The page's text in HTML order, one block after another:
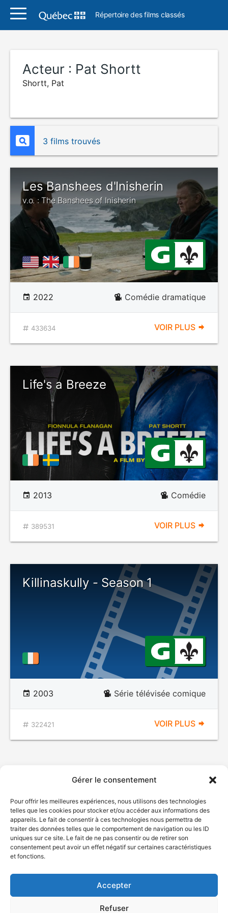
Gérer le consentement
Pour offrir les meilleures expériences, nous utilisons des technologies
telles que les cookies pour stocker et/ou accéder aux informations des
appareils. Le fait de consentir à ces technologies nous permettra de
traiter des données telles que le comportement de navigation ou les ID
uniques sur ce site. Le fait de ne pas consentir ou de retirer son
consentement peut avoir un effet négatif sur certaines caractéristiques
et fonctions.
Accepter
Refuser
Répertoire des films classés
Acteur : Pat Shortt
Shortt, Pat
3 films trouvés
Les Banshees d'Inisherin
v.o. : The Banshees of Inisherin
2022 Comédie dramatique
433634 VOIR PLUS
Life's a Breeze
2013 Comédie
389531 VOIR PLUS
Killinaskully - Season 1
2003 Série télévisée comique
322421 VOIR PLUS
© Gouvernement du Québec, 2026
Plan du site
Accessibilité
Accès à l'information
Déclaration de services